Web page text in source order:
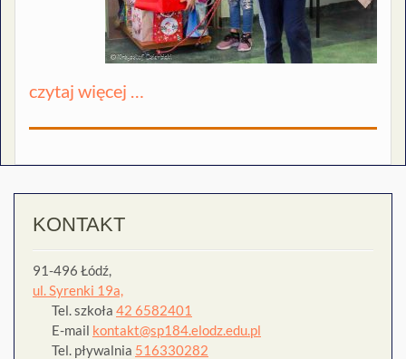
czytaj więcej …
KONTAKT
91-496 Łódź,
ul. Syrenki 19a,
Tel. szkoła 42 6582401
E-mail kontakt@sp184.elodz.edu.pl
Tel. pływalnia 516330282